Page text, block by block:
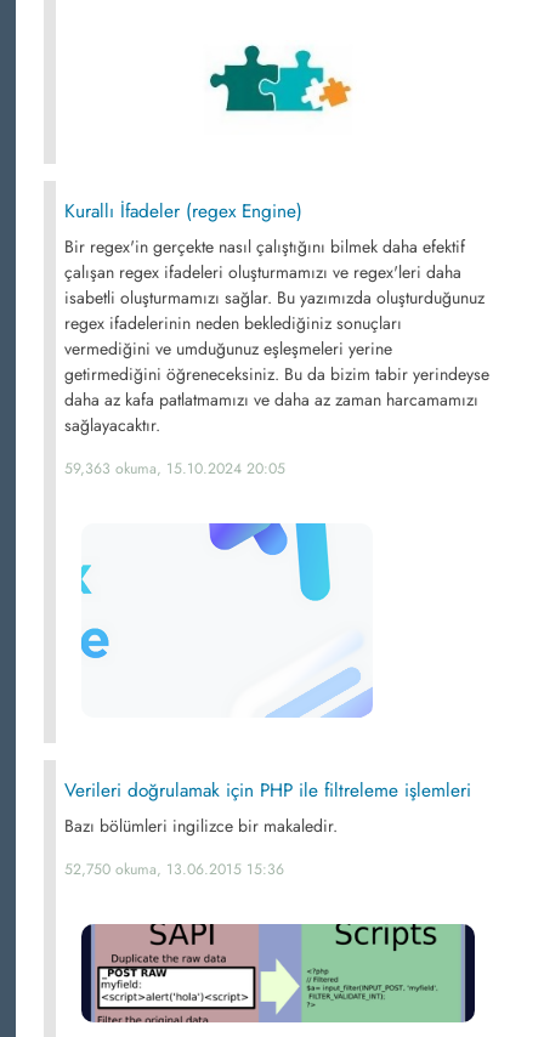
Kurallı İfadeler (regex Engine)
Bir regex'in gerçekte nasıl çalıştığını bilmek daha efektif
çalışan regex ifadeleri oluşturmamızı ve regex'leri daha
isabetli oluşturmamızı sağlar. Bu yazımızda oluşturduğunuz
regex ifadelerinin neden beklediğiniz sonuçları
vermediğini ve umduğunuz eşleşmeleri yerine
getirmediğini öğreneceksiniz. Bu da bizim tabir yerindeyse
daha az kafa patlatmamızı ve daha az zaman harcamamızı
sağlayacaktır.
59,363 okuma, 15.10.2024 20:05
Verileri doğrulamak için PHP ile filtreleme işlemleri
Bazı bölümleri ingilizce bir makaledir.
52,750 okuma, 13.06.2015 15:36